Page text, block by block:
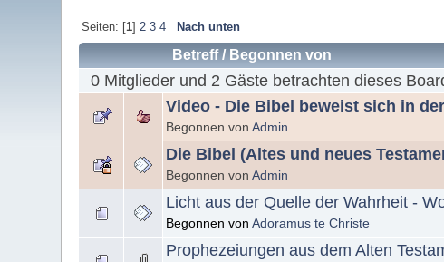
Seiten: [1] 2 3 4 Nach unten
Betreff/ Begonnen von
0 Mitglieder und 2 Gäste betrachten dieses
Video - Die Bibel beweist sich in
Begonnen vonAdmin
Die Bibel (Altes und neues
Begonnen vonAdmin
Licht aus der Quelle der Wahrheit -
Begonnen vonAdoramus te Christe
Prophezeiungen aus dem Alten